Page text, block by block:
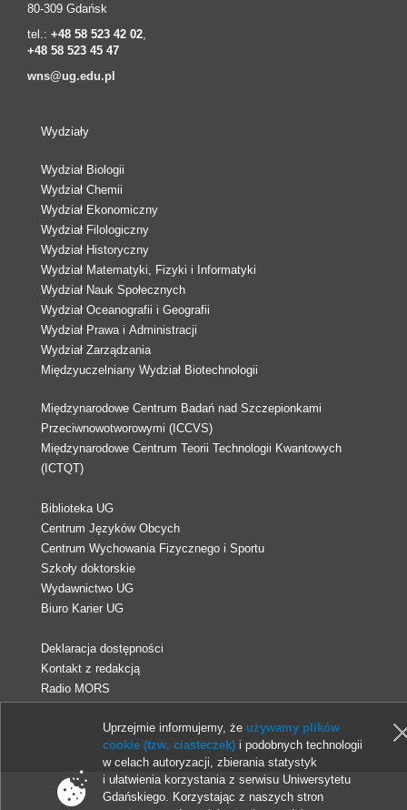
80-309 Gdańsk
tel.: +48 58 523 42 02
+48 58 523 45 47
wns@ug.edu.pl
Wydziały
Wydział Biologii
Wydział Chemii
Wydział Ekonomiczny
Wydział Filologiczny
Wydział Historyczny
Wydział Matematyki, Fizyki i Informatyki
Wydział Nauk Społecznych
Wydział Oceanografii i Geografii
Wydział Prawa i Administracji
Wydział Zarządzania
Międzyuczelniany Wydział Biotechnologii
Międzynarodowe Centrum Badań nad Szczepionkami
Przeciwnowotworowymi (ICCVS)
Międzynarodowe Centrum Teorii Technologii Kwantowych
(ICTQT)
Biblioteka UG
Centrum Języków Obcych
Centrum Wychowania Fizycznego i Sportu
Szkoły doktorskie
Wydawnictwo UG
Biuro Karier UG
Deklaracja dostępności
Kontakt z redakcją
Radio MORS
© 2013-2026 Uniwersytet Gdański
Uprzejmie informujemy, że używamy plików
cookie (tzw. ciasteczek) i podobnych technologii
w celach autoryzacji, zbierania statystyk
i ułatwienia korzystania z serwisu Uniwersytetu
Gdańskiego. Korzystając z naszych stron